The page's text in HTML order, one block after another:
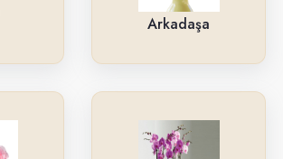
Arkadaşa